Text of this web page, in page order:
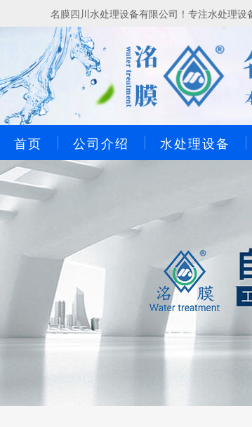
名膜四川水处理设备有限公司！专注水处理设
首页 公司介绍 水处理设备